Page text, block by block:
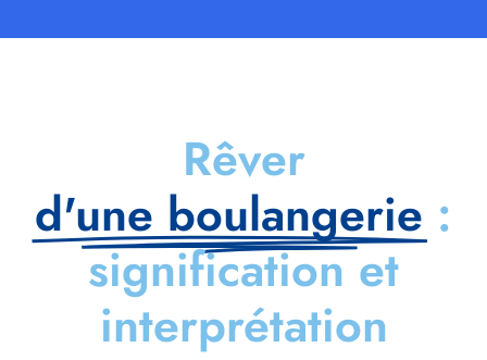
Rêver
d'une boulangerie :
signification et
interprétation